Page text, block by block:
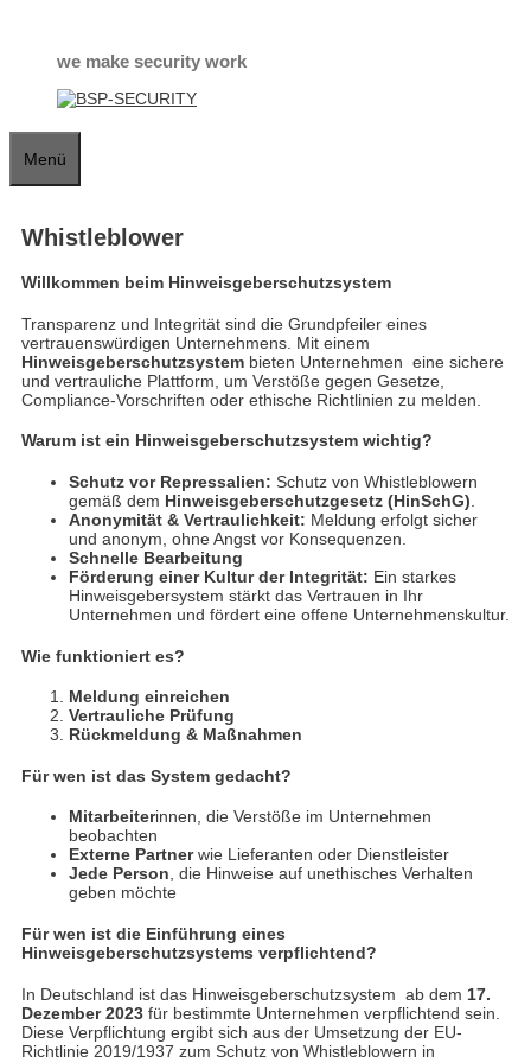
springenwe make security work
Menü
Whistleblower
Willkommen beim Hinweisgeberschutzsystem
Transparenz und Integrität sind die Grundpfeiler eines
vertrauenswürdigen Unternehmens. Mit einem
Hinweisgeberschutzsystem bieten Unternehmen eine sichere
und vertrauliche Plattform, um Verstöße gegen Gesetze,
Compliance-Vorschriften oder ethische Richtlinien zu melden.
Warum ist ein Hinweisgeberschutzsystem wichtig?
Schutz vor Repressalien: Schutz von Whistleblowern
gemäß dem Hinweisgeberschutzgesetz (HinSchG)
Anonymität & Vertraulichkeit: Meldung erfolgt sicher
und anonym, ohne Angst vor Konsequenzen.
Schnelle Bearbeitung
Förderung einer Kultur der Integrität: Ein starkes
Hinweisgebersystem stärkt das Vertrauen in Ihr
Unternehmen und fördert eine offene Unternehmenskultur.
Wie funktioniert es?
Meldung einreichen
Vertrauliche Prüfung
Rückmeldung & Maßnahmen
Für wen ist das System gedacht?
Mitarbeiterinnen, die Verstöße im Unternehmen
beobachten
Externe Partnerwie Lieferanten oder Dienstleister
Jede Person, die Hinweise auf unethisches Verhalten
geben möchte
Für wen ist die Einführung eines
Hinweisgeberschutzsystems verpflichtend?
In Deutschland ist das Hinweisgeberschutzsystem ab dem 17.
Dezember 2023 für bestimmte Unternehmen verpflichtend sein.
Diese Verpflichtung ergibt sich aus der Umsetzung der EU-
Richtlinie 2019/1937 zum Schutz von Whistleblowern in